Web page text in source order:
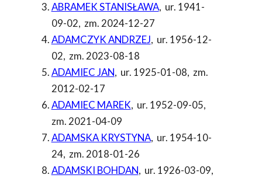
ABRAMEK STANISŁAWA, ur. 1941-
09-02, zm. 2024-12-27
ADAMCZYK ANDRZEJ, ur. 1956-12-
02, zm. 2023-08-18
ADAMIEC JAN, ur. 1925-01-08, zm.
2012-02-17
ADAMIEC MAREK, ur. 1952-09-05,
zm. 2021-04-09
ADAMSKA KRYSTYNA, ur. 1954-10-
24, zm. 2018-01-26
ADAMSKI BOHDAN, ur. 1926-03-09,